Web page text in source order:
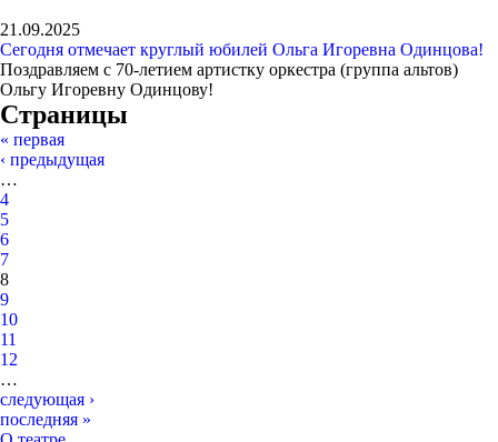
21.09.2025
Сегодня отмечает круглый юбилей Ольга Игоревна Одинцова!
Поздравляем с 70-летием артистку оркестра (группа альтов)
Ольгу Игоревну Одинцову!
Страницы
« первая
‹ предыдущая
…
4
5
6
7
8
9
10
11
12
…
следующая ›
последняя »